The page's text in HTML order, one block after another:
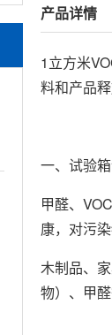
产品详情
1立方米
料和产品
一、试验
甲醛、
康，对污
木制品、
物）、甲